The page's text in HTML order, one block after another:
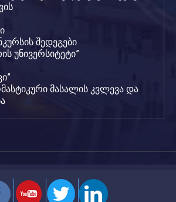
შედეგები
უნივერსიტეტი”
მასალის კვლევა და